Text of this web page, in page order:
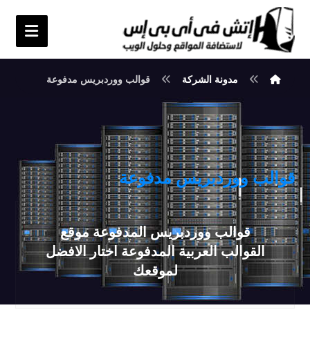
مدونة الشركة قوالب ووردبريس مدفوعة
قوالب ووردبريس مدفوعة
قوالب ووردبريس المدفوعة موقع
القوالب العربية المدفوعة اختار الافضل
لموقعك